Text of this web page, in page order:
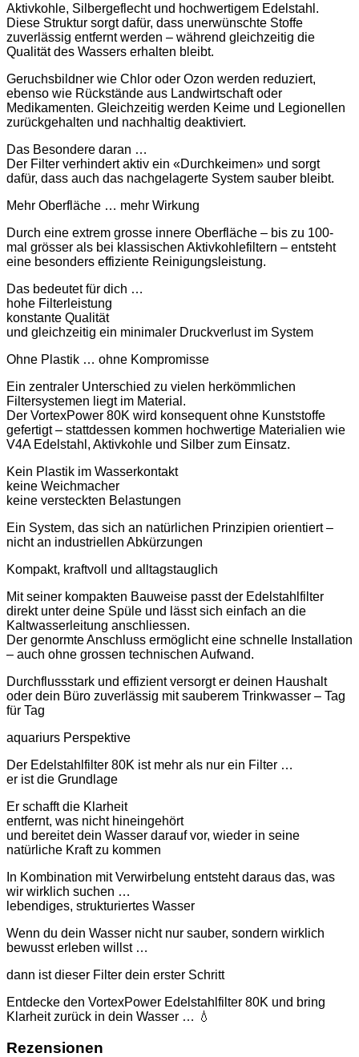
Aktivkohle, Silbergeflecht und hochwertigem Edelstahl.
Diese Struktur sorgt dafür, dass unerwünschte Stoffe
zuverlässig entfernt werden – während gleichzeitig die
Qualität des Wassers erhalten bleibt.
Geruchsbildner wie Chlor oder Ozon werden reduziert,
ebenso wie Rückstände aus Landwirtschaft oder
Medikamenten. Gleichzeitig werden Keime und Legionellen
zurückgehalten und nachhaltig deaktiviert.
Das Besondere daran …
Der Filter verhindert aktiv ein «Durchkeimen» und sorgt
dafür, dass auch das nachgelagerte System sauber bleibt.
Mehr Oberfläche … mehr Wirkung
Durch eine extrem grosse innere Oberfläche – bis zu 100-
mal grösser als bei klassischen Aktivkohlefiltern – entsteht
eine besonders effiziente Reinigungsleistung.
Das bedeutet für dich …
hohe Filterleistung
konstante Qualität
und gleichzeitig ein minimaler Druckverlust im System
Ohne Plastik … ohne Kompromisse
Ein zentraler Unterschied zu vielen herkömmlichen
Filtersystemen liegt im Material.
Der VortexPower 80K wird konsequent ohne Kunststoffe
gefertigt – stattdessen kommen hochwertige Materialien wie
V4A Edelstahl, Aktivkohle und Silber zum Einsatz.
Kein Plastik im Wasserkontakt
keine Weichmacher
keine versteckten Belastungen
Ein System, das sich an natürlichen Prinzipien orientiert –
nicht an industriellen Abkürzungen
Kompakt, kraftvoll und alltagstauglich
Mit seiner kompakten Bauweise passt der Edelstahlfilter
direkt unter deine Spüle und lässt sich einfach an die
Kaltwasserleitung anschliessen.
Der genormte Anschluss ermöglicht eine schnelle Installation
– auch ohne grossen technischen Aufwand.
Durchflussstark und effizient versorgt er deinen Haushalt
oder dein Büro zuverlässig mit sauberem Trinkwasser – Tag
für Tag
aquariurs Perspektive
Der Edelstahlfilter 80K ist mehr als nur ein Filter …
er ist die Grundlage
Er schafft die Klarheit
entfernt, was nicht hineingehört
und bereitet dein Wasser darauf vor, wieder in seine
natürliche Kraft zu kommen
In Kombination mit Verwirbelung entsteht daraus das, was
wir wirklich suchen …
lebendiges, strukturiertes Wasser
Wenn du dein Wasser nicht nur sauber, sondern wirklich
bewusst erleben willst …
dann ist dieser Filter dein erster Schritt
Entdecke den VortexPower Edelstahlfilter 80K und bring
Klarheit zurück in dein Wasser … 💧
Rezensionen